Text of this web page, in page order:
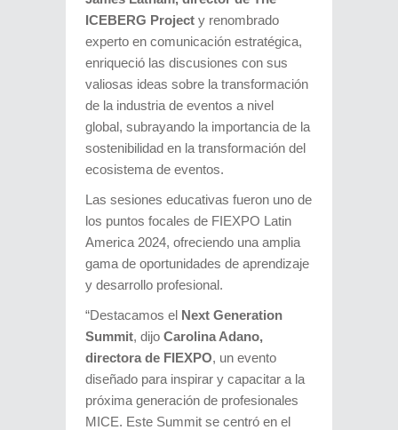
ICEBERG Project y renombrado
experto en comunicación estratégica,
enriqueció las discusiones con sus
valiosas ideas sobre la transformación
de la industria de eventos a nivel
global, subrayando la importancia de la
sostenibilidad en la transformación del
ecosistema de eventos.
Las sesiones educativas fueron uno de
los puntos focales de FIEXPO Latin
America 2024, ofreciendo una amplia
gama de oportunidades de aprendizaje
y desarrollo profesional.
“Destacamos el Next Generation
Summit, dijo Carolina Adano,
directora de FIEXPO, un evento
diseñado para inspirar y capacitar a la
próxima generación de profesionales
MICE. Este Summit se centró en el